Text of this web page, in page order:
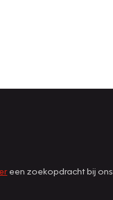
een zoekopdracht bij